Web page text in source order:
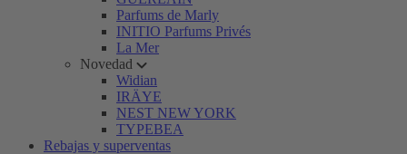
Parfums de Marly
INITIO Parfums Privés
La Mer
Novedad
Widian
IRÄYE
NEST NEW YORK
TYPEBEA
Rebajas y superventas